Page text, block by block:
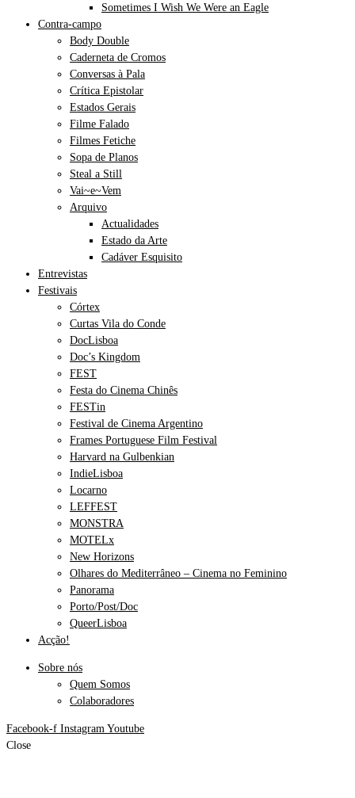
Sometimes I Wish We Were an Eagle
Contra-campo
Body Double
Caderneta de Cromos
Conversas à Pala
Crítica Epistolar
Estados Gerais
Filme Falado
Filmes Fetiche
Sopa de Planos
Steal a Still
Vai~e~Vem
Arquivo
Actualidades
Estado da Arte
Cadáver Esquisito
Entrevistas
Festivais
Córtex
Curtas Vila do Conde
DocLisboa
Doc’s Kingdom
FEST
Festa do Cinema Chinês
FESTin
Festival de Cinema Argentino
Frames Portuguese Film Festival
Harvard na Gulbenkian
IndieLisboa
Locarno
LEFFEST
MONSTRA
MOTELx
New Horizons
Olhares do Mediterrâneo – Cinema no Feminino
Panorama
Porto/Post/Doc
QueerLisboa
Acção!
Sobre nós
Quem Somos
Colaboradores
Facebook-f Instagram Youtube
Close